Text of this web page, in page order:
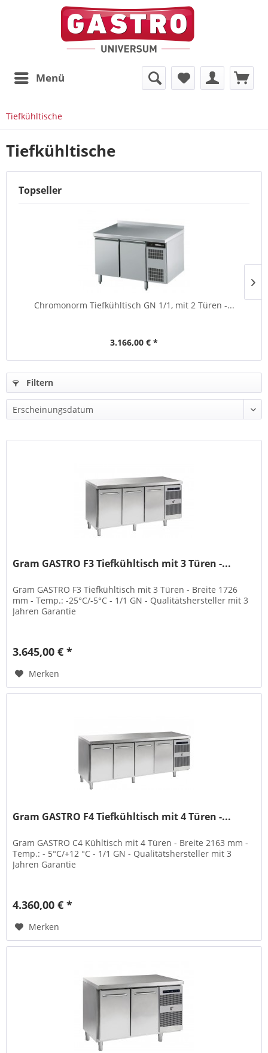
Menü
Tiefkühltische
Tiefkühltische
Topseller
Chromonorm Tiefkühltisch GN 1/1, mit 2 Türen -...
3.166,00 € *
Filtern
Gram GASTRO F3 Tiefkühltisch mit 3 Türen -...
Gram GASTRO F3 Tiefkühltisch mit 3 Türen - Breite 1726
mm - Temp.: -25°C/-5°C - 1/1 GN - Qualitätshersteller mit 3
Jahren Garantie
3.645,00 € *
Merken
Gram GASTRO F4 Tiefkühltisch mit 4 Türen -...
Gram GASTRO C4 Kühltisch mit 4 Türen - Breite 2163 mm -
Temp.: - 5°C/+12 °C - 1/1 GN - Qualitätshersteller mit 3
Jahren Garantie
4.360,00 € *
Merken